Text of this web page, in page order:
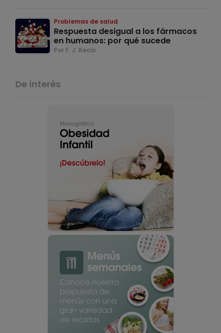
Problemas de salud
Respuesta desigual a los fármacos
en humanos: por qué sucede
Por F. J. Recio
De interés